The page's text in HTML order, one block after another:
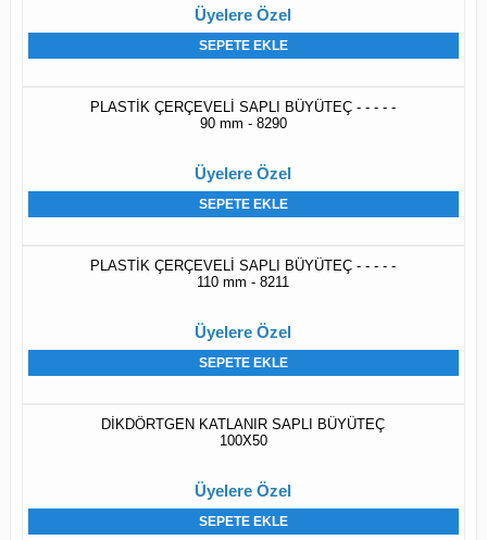
Üyelere Özel
SEPETE EKLE
PLASTİK ÇERÇEVELİ SAPLI BÜYÜTEÇ - - - - -
90 mm - 8290
Üyelere Özel
SEPETE EKLE
PLASTİK ÇERÇEVELİ SAPLI BÜYÜTEÇ - - - - -
110 mm - 8211
Üyelere Özel
SEPETE EKLE
DİKDÖRTGEN KATLANIR SAPLI BÜYÜTEÇ
100X50
Üyelere Özel
SEPETE EKLE